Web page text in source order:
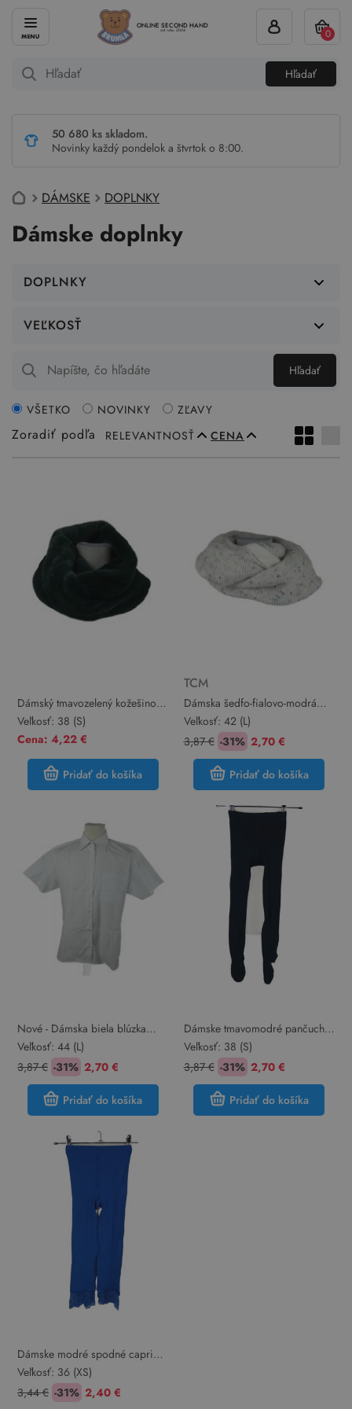
ONLINE SECOND HAND
od roku 2004
Hľadať
0
50 680 ks skladom.
Novinky každý pondelok a štvrtok o 8:00.
DÁMSKE DOPLNKY
Dámske doplnky
DOPLNKY
VEĽKOSŤ
Hľadať
Zoradiť podľa RELEVANTNOSŤ CENA
VŠETKO NOVINKY ZĽAVY
Dámský tmavozelený kožešinový
nákrčník
Veľkosť: 38 (S)
Cena: 4,22 €
Pridať do košíka
TCM
Dámska šedfo-fialovo-modrá
melírovaná pletená golierová šál
Veľkosť: 42 (L)
3,87 € -31% 2,70 €
Pridať do košíka
Nové - Dámska biela blúzka
1880 Club
Veľkosť: 44 (L)
3,87 € -31% 2,70 €
Pridať do košíka
Dámske tmavomodré pančuchy
Blue Motion
Veľkosť: 38 (S)
3,87 € -31% 2,70 €
Pridať do košíka
Dámske modré spodné capri
pančuchy s čipkou
Veľkosť: 36 (XS)
3,44 € -31% 2,40 €